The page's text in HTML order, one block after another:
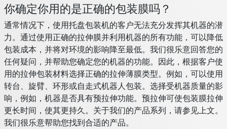
你确定你用的是正确的包装膜吗？
通常情况下，使用托盘包装机的客户无法充分发挥其机器的潜
力。通过使用正确的拉伸膜并利用机器的所有功能，可以降低
包装成本，并将对环境的影响降至最低。我们很乐意回答您的
任何疑问，并帮助您确定您的机器的功能。因此，根据客户使
用的拉伸包装材料选择正确的拉伸薄膜类型。例如，可以使用
转台、旋臂、环形或自走式机器人包装。选择受机器质量的影
响，例如，机器是否具有预拉伸功能。预拉伸可使包装膜拉伸
更长时间，使其更持久。关于我们的产品系列，请参见上文。
我们很乐意帮助您找到合适的产品。